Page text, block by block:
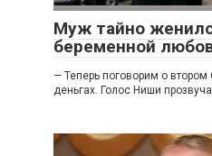
Муж тайно
беременной
— Теперь поговорим о втором
деньгах. Голос Ниши